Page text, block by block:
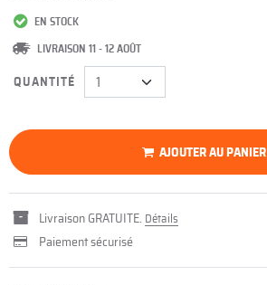
EN STOCK
LIVRAISON 11 - 12 AOÛT
QUANTITÉ
AJOUTER AU PANIER
Livraison GRATUITE. Détails
Paiement sécurisé